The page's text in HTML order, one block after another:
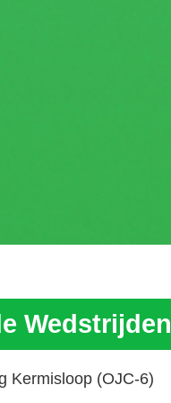
Wedstrijden
Kermisloop (OJC-6)